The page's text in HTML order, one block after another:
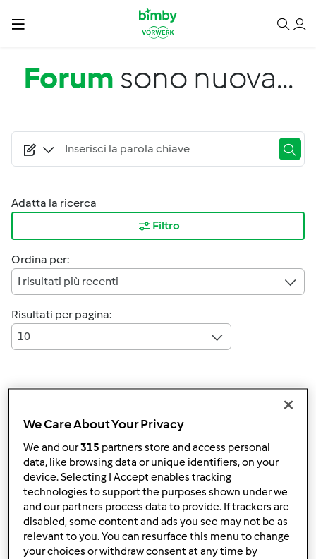
Salta al contenuto principale
Forum sono nuova...
Adatta la ricerca
Filtro
Ordina per:
I risultati più recenti
Risultati per pagina:
10
Ultimo messaggio
Anonimo (non verificato)
Mar, 05/11/2010 - 09:41
We Care About Your Privacy
We and our315 partners store and access personal
data, like browsing data or unique identifiers, on your
device. Selecting I Accept enables tracking
technologies to support the purposes shown under we
and our partners process data to provide. If trackers are
disabled, some content and ads you see may not be as
relevant to you. You can resurface this menu to change
your choices or withdraw consent at any time by